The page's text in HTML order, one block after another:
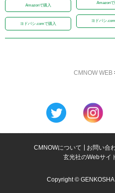
Amazonで購入
ヨドバシ.comで購入
Amazonで
ヨドバシ
CMNOW WEB
CMNOWについて お問い合
玄光社のWebサイ
Copyright ©